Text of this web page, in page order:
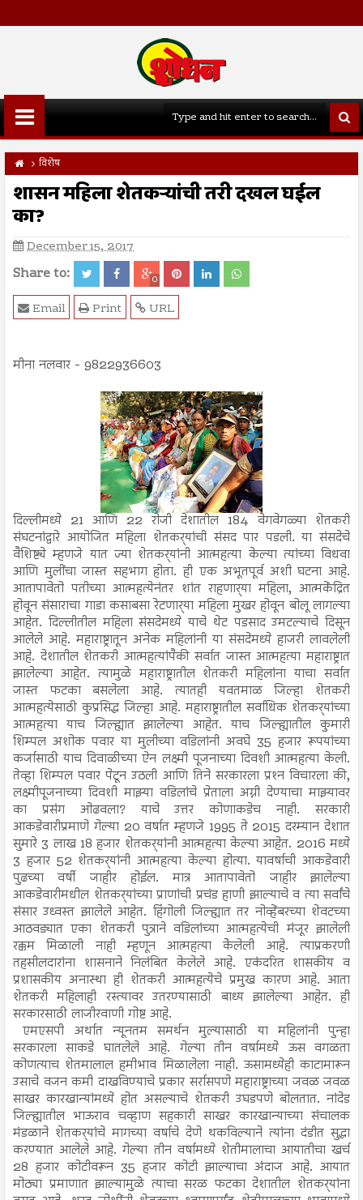
विशेष
शासन महिला शेतकर्‍यांची तरी दखल घईल
का?
December 15, 2017
Share to: 0
URL
Print
Email
मीना नलवार - 9822936603
दिल्लीमध्ये 21 आणि 22 रोजी देशातील 184 वेगवेगळ्या शेतकरी
संघटनांद्वारे आयोजित महिला शेतकर्‍यांची संसद पार पडली. या संसदेचे
वैशिष्ट्ये म्हणजे यात ज्या शेतकर्‍यांनी आत्महत्या केल्या त्यांच्या विधवा
आणि मुलींचा जास्त सहभाग होता. ही एक अभूतपूर्व अशी घटना आहे.
आतापावेतो पतीच्या आत्महत्येनंतर शांत राहणार्‍या महिला, आत्मकेंद्रित
होवून संसाराचा गाडा कसाबसा रेटणार्‍या महिला मुखर होवून बोलू लागल्या
आहेत. दिल्लीतील महिला संसदेमध्ये याचे थेट पडसाद उमटल्याचे दिसून
आलेले आहे. महाराष्ट्रातून अनेक महिलांनी या संसदेमध्ये हाजरी लावलेली
आहे. देशातील शेतकरी आत्महत्यांपैकी सर्वात जास्त आत्महत्या महाराष्ट्रात
झालेल्या आहेत. त्यामुळे महाराष्ट्रातील शेतकरी महिलांना याचा सर्वात
जास्त फटका बसलेला आहे. त्यातही यवतमाळ जिल्हा शेतकरी
आत्महत्येसाठी कुप्रसिद्ध जिल्हा आहे. महाराष्ट्रातील सर्वाधिक शेतकर्‍यांच्या
आत्महत्या याच जिल्ह्यात झालेल्या आहेत. याच जिल्ह्यातील कुमारी
शिम्पल अशोक पवार या मुलीच्या वडिलांनी अवघे 35 हजार रूपयांच्या
कर्जासाठी याच दिवाळीच्या ऐन लक्ष्मी पूजनाच्या दिवशी आत्महत्या केली.
तेव्हा शिम्पल पवार पेटून उठली आणि तिने सरकारला प्रश्‍न विचारला की,
लक्ष्मीपूजनाच्या दिवशी माझ्या वडिलांचे प्रेताला अग्नी देण्याचा माझ्यावर
का प्रसंग ओढवला? याचे उत्तर कोणाकडेच नाही. सरकारी
आकडेवारीप्रमाणे गेल्या 20 वर्षात म्हणजे 1995 ते 2015 दरम्यान देशात
सुमारे 3 लाख 18 हजार शेतकर्‍यांनी आत्महत्या केल्या आहेत. 2016 मध्ये
3 हजार 52 शेतकर्‍यांनी आत्महत्या केल्या होत्या. यावर्षाची आकडेवारी
पुढच्या वर्षी जाहीर होईल. मात्र आतापावेतो जाहीर झालेल्या
आकडेवारीमधील शेतकर्‍यांच्या प्राणांची प्रचंड हाणी झाल्याचे व त्या सर्वांचे
संसार उध्वस्त झालेले आहेत. हिंगोली जिल्ह्यात तर नोव्हेंबरच्या शेवटच्या
आठवड्यात एका शेतकरी पुत्राने वडिलांच्या आत्महत्येची मंजूर झालेली
रक्कम मिळाली नाही म्हणून आत्महत्या केेलेली आहे. त्याप्रकरणी
तहसीलदारांना शासनाने निलंबित केलेले आहे. एकंदरित शासकीय व
प्रशासकीय अनास्था ही शेतकरी आत्महत्येचे प्रमुख कारण आहे. आता
शेतकरी महिलाही रस्त्यावर उतरण्यासाठी बाध्य झालेल्या आहेत. ही
सरकारसाठी लाजीरवाणी गोष्ट आहे.
एमएसपी अर्थात न्यूनतम समर्थन मुल्यासाठी या महिलांनी पुन्हा
सरकारला साकडे घातलेले आहे. गेल्या तीन वर्षामध्ये ऊस वगळता
कोणत्याच शेतमालाल हमीभाव मिळालेला नाही. ऊसामध्येही काटामारून
उसाचे वजन कमी दाखविण्याचे प्रकार सर्रासपणे महाराष्ट्राच्या जवळ जवळ
साखर कारखान्यांमध्ये होत असल्याचे शेतकरी उघडपणे बोलतात. नांदेड
जिल्ह्यातील भाऊराव चव्हाण सहकारी साखर कारखान्याच्या संचालक
मंडळाने शेतकर्‍यांचे मागच्या वर्षाचे देणे थकविल्याने त्यांना दंडीत सुद्धा
करण्यात आलेले आहे. गेल्या तीन वर्षामध्ये शेतीमालाचा आयातीचा खर्च
28 हजार कोटीवरून 35 हजार कोटी झाल्याचा अंदाज आहे. आयात
मोठ्या प्रमाणात झाल्यामुळे त्याचा सरळ फटका देशातील शेतकर्‍यांना